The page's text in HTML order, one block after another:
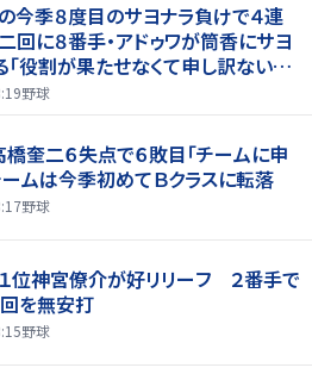
今季８度目のサヨナラ負けで４連
に８番手・アドゥワが筒香にサヨ
「役割が果たせなくて申し訳ないで
野球
橋奎二６失点で６敗目「チームに申
ームは今季初めてＢクラスに転落
野球
１位神宮僚介が好リリーフ ２番手で
を無安打
野球